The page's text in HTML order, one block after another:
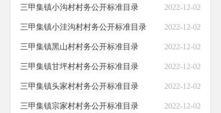
乡村振兴
养老服务
职业培训
食品安全
产品质量
义务教育
三甲集镇小沟村村务公开标准目录 2022-12-02
三甲集镇小洼沟村村务公开标准目录 2022-12-02
三甲集镇黑山村村务公开标准目录 2022-12-02
三甲集镇甘坪村村务公开标准目录 2022-12-02
三甲集镇头家村村务公开标准目录 2022-12-02
三甲集镇宗家村村务公开标准目录 2022-12-02